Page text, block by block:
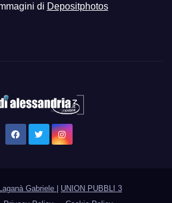
di Depositphotos
Gabriele
UNION PUBBLI 3